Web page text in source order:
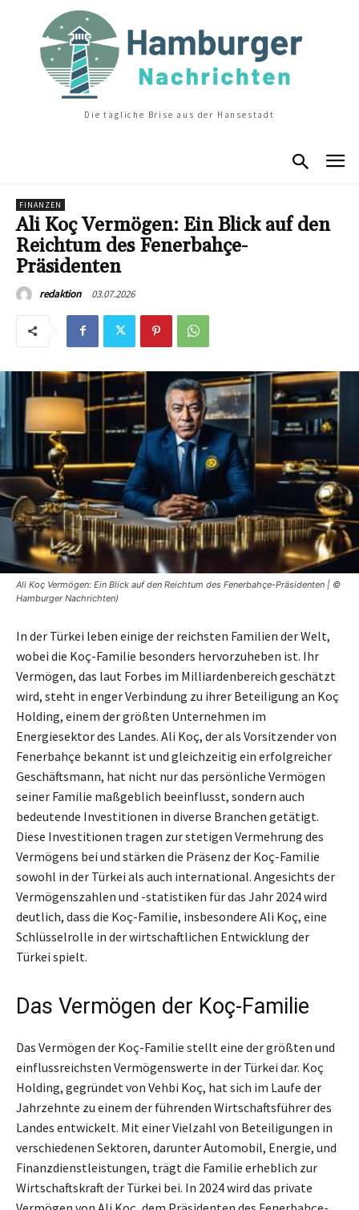
Die tägliche Brise aus der Hansestadt
FINANZEN
Ali Koç Vermögen: Ein Blick auf den
Reichtum des Fenerbahçe-
Präsidenten
redaktion 03.07.2026
Ali Koç Vermögen: Ein Blick auf den Reichtum des Fenerbahçe-Präsidenten | ©
Hamburger Nachrichten)
In der Türkei leben einige der reichsten Familien der Welt,
wobei die Koç-Familie besonders hervorzuheben ist. Ihr
Vermögen, das laut Forbes im Milliardenbereich geschätzt
wird, steht in enger Verbindung zu ihrer Beteiligung an Koç
Holding, einem der größten Unternehmen im
Energiesektor des Landes. Ali Koç, der als Vorsitzender von
Fenerbahçe bekannt ist und gleichzeitig ein erfolgreicher
Geschäftsmann, hat nicht nur das persönliche Vermögen
seiner Familie maßgeblich beeinflusst, sondern auch
bedeutende Investitionen in diverse Branchen getätigt.
Diese Investitionen tragen zur stetigen Vermehrung des
Vermögens bei und stärken die Präsenz der Koç-Familie
sowohl in der Türkei als auch international. Angesichts der
Vermögenszahlen und -statistiken für das Jahr 2024 wird
deutlich, dass die Koç-Familie, insbesondere Ali Koç, eine
Schlüsselrolle in der wirtschaftlichen Entwicklung der
Türkei spielt.
Das Vermögen der Koç-Familie
Das Vermögen der Koç-Familie stellt eine der größten und
einflussreichsten Vermögenswerte in der Türkei dar. Koç
Holding, gegründet von Vehbi Koç, hat sich im Laufe der
Jahrzehnte zu einem der führenden Wirtschaftsführer des
Landes entwickelt. Mit einer Vielzahl von Beteiligungen in
verschiedenen Sektoren, darunter Automobil, Energie, und
Finanzdienstleistungen, trägt die Familie erheblich zur
Wirtschaftskraft der Türkei bei. In 2024 wird das private